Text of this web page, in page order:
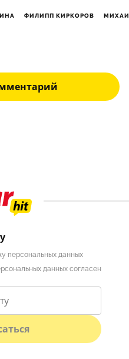
ФИЛИПП КИРКОРОВ
персональных данных
данных согласен